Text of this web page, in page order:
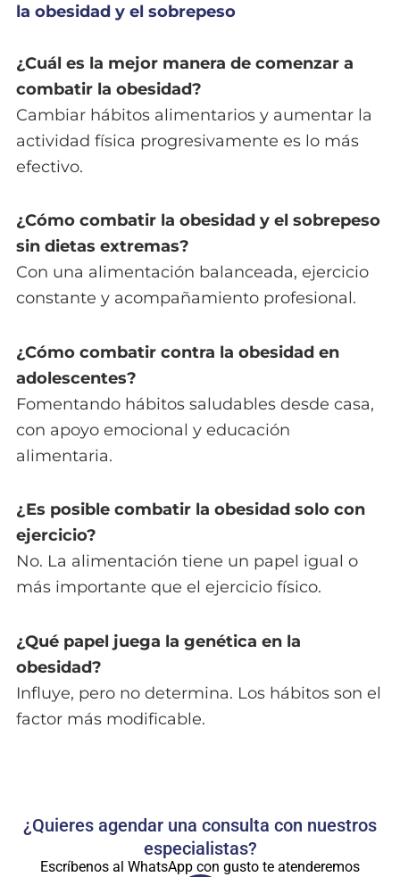
la obesidad y el sobrepeso
¿Cuál es la mejor manera de comenzar a
combatir la obesidad?
Cambiar hábitos alimentarios y aumentar la
actividad física progresivamente es lo más
efectivo.
¿Cómo combatir la obesidad y el sobrepeso
sin dietas extremas?
Con una alimentación balanceada, ejercicio
constante y acompañamiento profesional.
¿Cómo combatir contra la obesidad en
adolescentes?
Fomentando hábitos saludables desde casa,
con apoyo emocional y educación
alimentaria.
¿Es posible combatir la obesidad solo con
ejercicio?
No. La alimentación tiene un papel igual o
más importante que el ejercicio físico.
¿Qué papel juega la genética en la
obesidad?
Influye, pero no determina. Los hábitos son el
factor más modificable.
¿Quieres agendar una consulta con nuestros
especialistas?
Escríbenos al WhatsApp con gusto te atenderemos